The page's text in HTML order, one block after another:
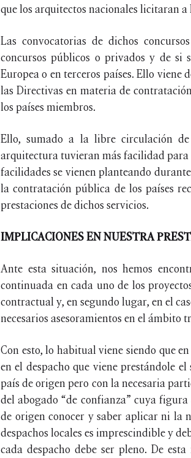
que los arquitectos nacionales licitaran
Las convocatorias de dichos
concursos públicos o privados y de si
Europea o en terceros países. Ello
las Directivas en materia de
los países miembros.
Ello, sumado a la libre circulación
arquitectura tuvieran más facilidad para
facilidades se vienen planteando
la contratación pública de los países
prestaciones de dichos servicios.
IMPLICACIONES EN NUESTRA
Ante esta situación, nos hemos
continuada en cada uno de los
contractual y, en segundo lugar, en el
necesarios asesoramientos en el
Con esto, lo habitual viene siendo que
en el despacho que viene prestándole
país de origen pero con la necesaria
del abogado “de confianza” cuya
de origen conocer y saber aplicar ni
despachos locales es imprescindible y
cada despacho debe ser pleno. De